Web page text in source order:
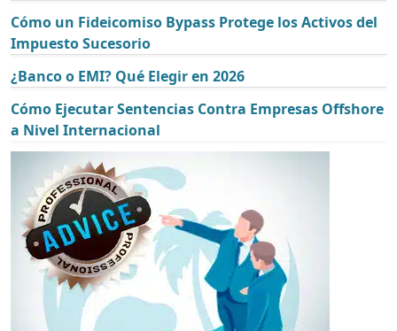
Cómo un Fideicomiso Bypass Protege los Activos del
Impuesto Sucesorio
¿Banco o EMI? Qué Elegir en 2026
Cómo Ejecutar Sentencias Contra Empresas Offshore
a Nivel Internacional